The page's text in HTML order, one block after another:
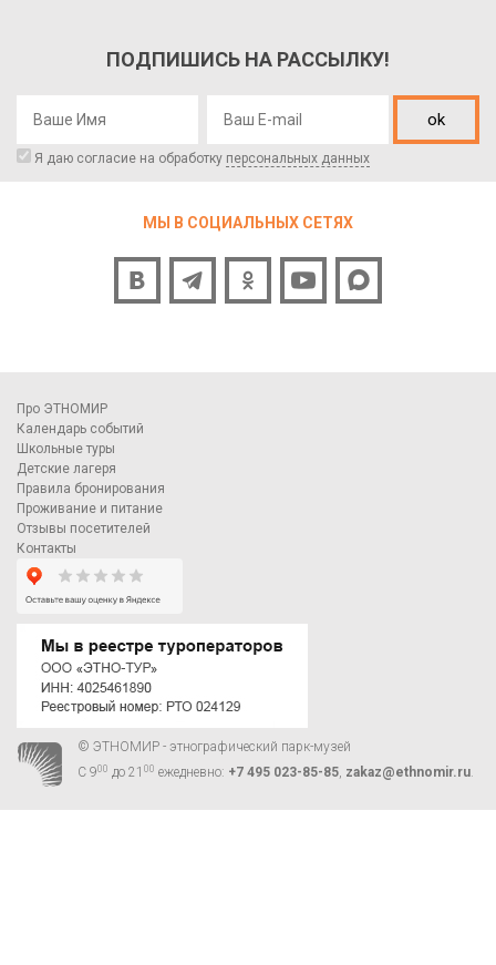
ПОДПИШИСЬ НА РАССЫЛКУ!
ok
Я даю согласие на обработку персональных данных
МЫ В СОЦИАЛЬНЫХ СЕТЯХ
Про ЭТНОМИР
Календарь событий
Школьные туры
Детские лагеря
Правила бронирования
Проживание и питание
Отзывы посетителей
Контакты
© ЭТНОМИР - этнографический парк-музей
С 900 до 21 00 ежедневно: +7 495 023-85-85, zakaz@ethnomir.ru.